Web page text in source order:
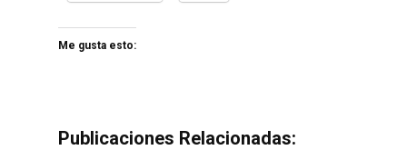
Me gusta esto:
Publicaciones Relacionadas: